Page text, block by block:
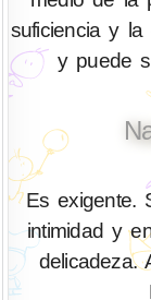
suficiencia y
y puede
Es exigente.
intimidad y
delicadeza.